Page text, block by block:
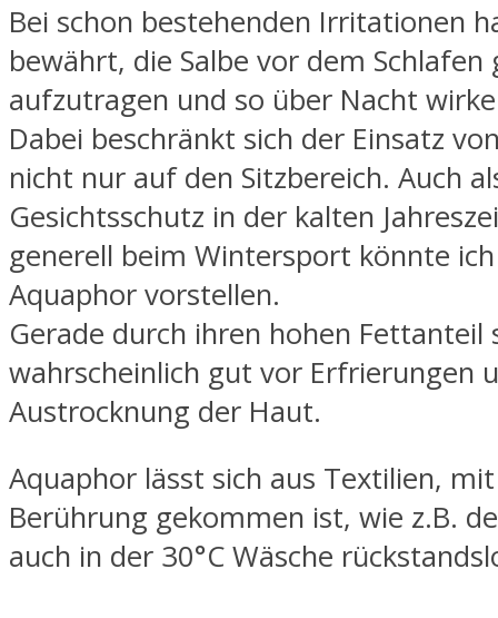
Bei schon bestehenden Irritationen
bewährt, die Salbe vor dem Schlafen
aufzutragen und so über Nacht
Dabei beschränkt sich der Einsatz
nicht nur auf den Sitzbereich. Auch
Gesichtsschutz in der kalten
generell beim Wintersport könnte
Aquaphor vorstellen.
Gerade durch ihren hohen Fettanteil
wahrscheinlich gut vor Erfrierungen
Austrocknung der Haut.
Aquaphor lässt sich aus Textilien,
Berührung gekommen ist, wie z.B.
auch in der 30°C Wäsche